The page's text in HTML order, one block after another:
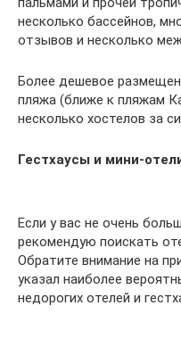
несколько бассейнов,
отзывов и несколько
Более дешевое
пляжа (ближе к пляжам
несколько хостелов за
Гестхаусы и мини-
Если у вас не очень
рекомендую поискать
Обратите внимание на
указал наиболее
недорогих отелей и